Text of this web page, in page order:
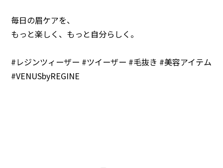
毎日の眉ケアを、
もっと楽しく、もっと自分らしく。
#レジンツィーザー #ツイーザー #毛抜き #美容アイテム
#VENUSbyREGINE